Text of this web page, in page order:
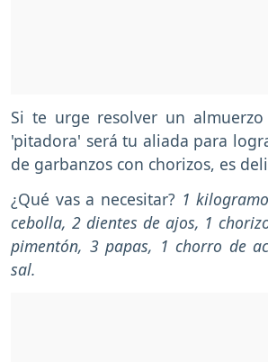
Si te urge resolver un
'pitadora' será tu aliada para
de garbanzos con chorizos, es
¿Qué vas a necesitar? 1
cebolla, 2 dientes de ajos, 1
pimentón, 3 papas, 1 chorro de
sal.